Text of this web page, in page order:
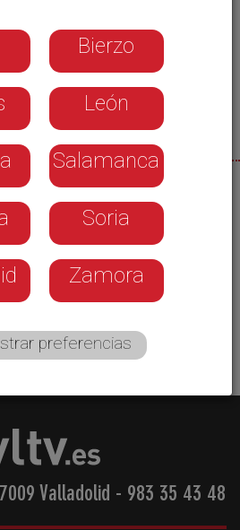
la parada del Circuito 3x3
la que pudieron disfrutar
participantes en el evento
importante del panorama
Valladolid - 983 35 43 48
Bierzo
León
Salamanca
Soria
Zamora
preferencias